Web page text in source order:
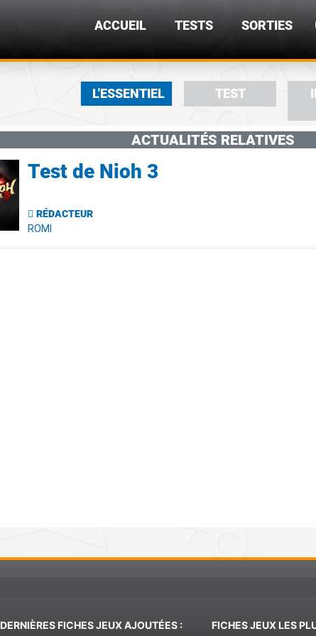
ACCUEIL TESTS SORTIES
L'ESSENTIEL TEST
ACTUALITÉS RELATIVES
Test de Nioh 3
RÉDACTEUR
ROMI
DERNIÈRES FICHES JEUX AJOUTÉES : FICHES JEUX LES